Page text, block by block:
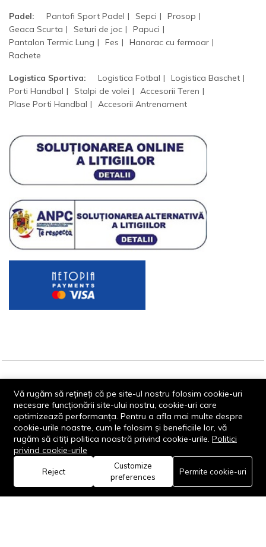
Padel: Pantofi Sport Padel Sepci
Prosop
Geaca Scurta
Seturi de joc
Papuci
Pantalon Termic Lung
Fes
Hanorac cu fermoar
Rachete
Logistica Sportiva: Logistica Fotbal
Logistica Baschet
Porti Handbal
Stalpi de volei
Accesorii Teren
Plase Porti Handbal
Accesorii Antrenament
© 2013-2026 - Dornik Total Services S.R.L. CUI 32211812
Reg.Com. J13/1996/2013, Str. Transilvaniei, Nr. 19A
Rămâi conectat:
Acasă Categorie
0
Coș Favorite Cont
Vă rugăm să rețineți că pe site-ul nostru folosim cookie-uri
necesare funcționării site-ului nostru, cookie-uri care
optimizează performanța. Pentru a afla mai multe despre
cookie-urile noastre, cum le folosim și beneficiile lor, vă
rugăm să citiți politica noastră privind cookie-urile. Politici
privind cookie-urile
Reject
Customize
preferences
Permite cookie-uri